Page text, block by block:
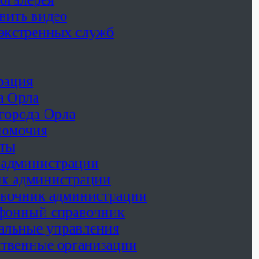
видео
служб
Орла
Орла
администрации
администрации
справочник
управления
организации